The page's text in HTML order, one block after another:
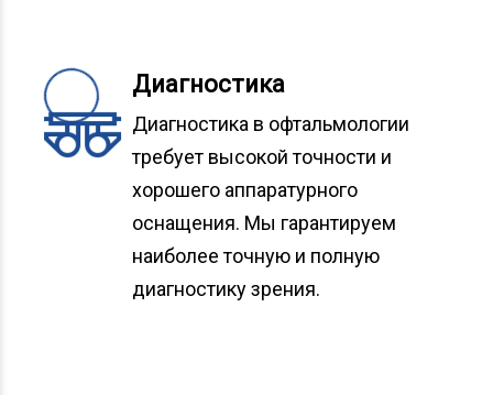
Диагностика
Диагностика в офтальмологии
требует высокой точности и
хорошего аппаратурного
оснащения. Мы гарантируем
наиболее точную и полную
диагностику зрения.